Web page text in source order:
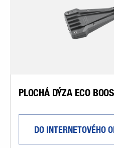
PLOCHÁ DÝZA ECO
DO INTERNETOVÉHO